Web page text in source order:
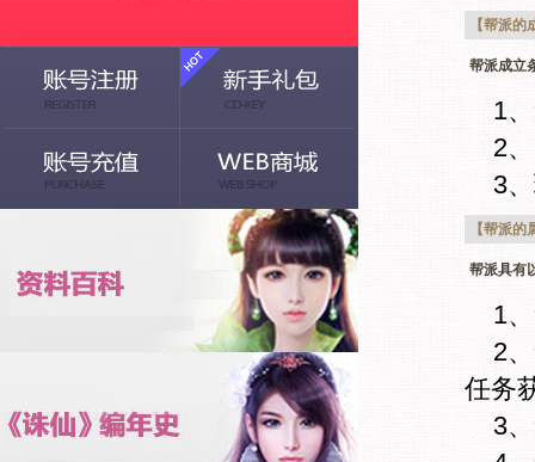
【帮派的
帮派成立
1
2
3
【帮派的
帮派具有
1
2
任务
3